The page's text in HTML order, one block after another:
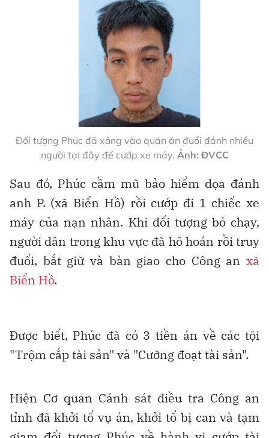
Đối tượng Phúc đã xông vào quán ăn đuổi đánh nhiều
người tại đây để cướp xe máy. Ảnh: ĐVCC
Sau đó, Phúc cầm mũ bảo hiểm dọa đánh
anh P. (xã Biển Hồ) rồi cướp đi 1 chiếc xe
máy của nạn nhân. Khi đối tượng bỏ chạy,
người dân trong khu vực đã hô hoán rồi truy
đuổi, bắt giữ và bàn giao cho Công an xã
Biển Hồ.
Được biết, Phúc đã có 3 tiền án về các tội
"Trộm cắp tài sản" và "Cưỡng đoạt tài sản".
Hiện Cơ quan Cảnh sát điều tra Công an
tỉnh đã khởi tố vụ án, khởi tố bị can và tạm